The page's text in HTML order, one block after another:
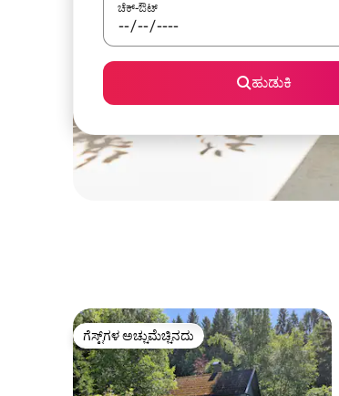
ಚೆಕ್-ಔಟ್
ಹುಡುಕಿ
ಗೆಸ್ಟ್‌ಗಳ ಅಚ್ಚುಮೆಚ್ಚಿನದು
ಗೆಸ್ಟ್‌ಗಳ ಅಚ್ಚುಮೆಚ್ಚಿನದು